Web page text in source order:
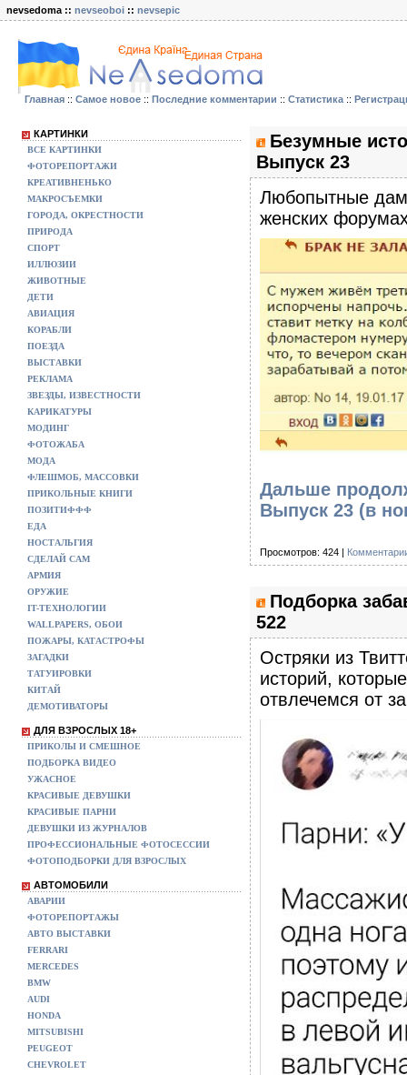
nevsedoma :: nevseoboi :: nevsepic
Главная :: Самое новое :: Последние комментарии :: Статистика ::
КАРТИНКИ
ВСЕ КАРТИНКИ
ФОТОРЕПОРТАЖИ
КРЕАТИВНЕНЬКО
МАКРОСЪЕМКИ
ГОРОДА, ОКРЕСТНОСТИ
ПРИРОДА
СПОРТ
ИЛЛЮЗИИ
ЖИВОТНЫЕ
ДЕТИ
АВИАЦИЯ
КОРАБЛИ
ПОЕЗДА
ВЫСТАВКИ
РЕКЛАМА
ЗВЕЗДЫ, ИЗВЕСТНОСТИ
КАРИКАТУРЫ
МОДИНГ
ФОТОЖАБА
МОДА
ФЛЕШМОБ, МАССОВКИ
ПРИКОЛЬНЫЕ КНИГИ
ПОЗИТИФФФ
ЕДА
НОСТАЛЬГИЯ
СДЕЛАЙ САМ
АРМИЯ
ОРУЖИЕ
IT-ТЕХНОЛОГИИ
WALLPAPERS, ОБОИ
ПОЖАРЫ, КАТАСТРОФЫ
ЗАГАДКИ
ТАТУИРОВКИ
КИТАЙ
ДЕМОТИВАТОРЫ
ДЛЯ ВЗРОСЛЫХ 18+
ПРИКОЛЫ И СМЕШНОЕ
ПОДБОРКА ВИДЕО
УЖАСНОЕ
КРАСИВЫЕ ДЕВУШКИ
КРАСИВЫЕ ПАРНИ
ДЕВУШКИ ИЗ ЖУРНАЛОВ
ПРОФЕССИОНАЛЬНЫЕ ФОТОСЕССИИ
ФОТОПОДБОРКИ ДЛЯ ВЗРОСЛЫХ
АВТОМОБИЛИ
АВАРИИ
ФОТОРЕПОРТАЖЫ
АВТО ВЫСТАВКИ
FERRARI
MERCEDES
BMW
AUDI
HONDA
MITSUBISHI
PEUGEOT
CHEVROLET
Безумные
Выпуск 23
Любопытные
женских
Дальше
Выпуск 23 (в
Просмотров: 424 |
Подборка
522
Остряки из
историй,
отвлечемся от